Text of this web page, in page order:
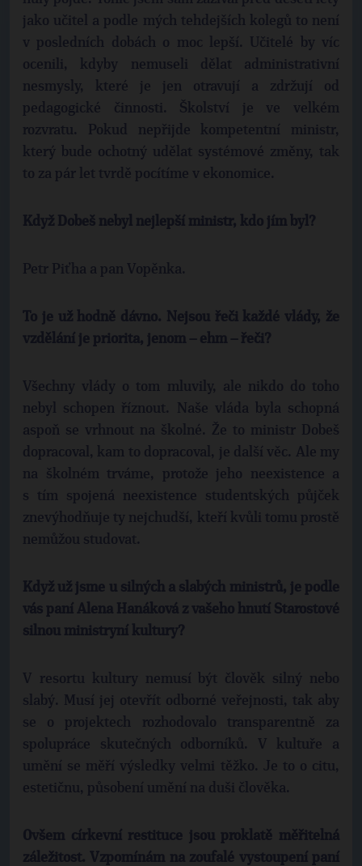
jako učitel a podle mých tehdejších kolegů to není
v posledních dobách o moc lepší. Učitelé by víc
ocenili, kdyby nemuseli dělat administrativní
nesmysly, které je jen otravují a zdržují od
pedagogické činnosti. Školství je ve velkém
rozvratu. Pokud nepřijde kompetentní ministr,
který bude ochotný udělat systémové změny, tak
to za pár let tvrdě pocítíme v ekonomice.
Když Dobeš nebyl nejlepší ministr, kdo jím byl?
Petr Piťha a pan Vopěnka.
To je už hodně dávno. Nejsou řeči každé vlády, že
vzdělání je priorita, jenom – ehm – řeči?
Všechny vlády o tom mluvily, ale nikdo do toho
nebyl schopen říznout. Naše vláda byla schopná
aspoň se vrhnout na školné. Že to ministr Dobeš
dopracoval, kam to dopracoval, je další věc. Ale my
na školném trváme, protože jeho neexistence a
s tím spojená neexistence studentských půjček
znevýhodňuje ty nejchudší, kteří kvůli tomu prostě
nemůžou studovat.
Když už jsme u silných a slabých ministrů, je podle
vás paní Alena Hanáková z vašeho hnutí Starostové
silnou ministryní kultury?
V resortu kultury nemusí být člověk silný nebo
slabý. Musí jej otevřít odborné veřejnosti, tak aby
se o projektech rozhodovalo transparentně za
spolupráce skutečných odborníků. V kultuře a
umění se měří výsledky velmi těžko. Je to o citu,
estetičnu, působení umění na duši člověka.
Ovšem církevní restituce jsou proklatě měřitelná
záležitost. Vzpomínám na zoufalé vystoupení paní